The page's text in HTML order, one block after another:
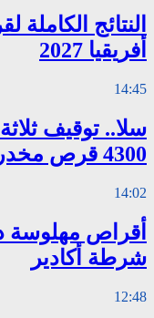
النتائج
أفريقيا 2027
14:45
سلا.. توقيف
4300 قرص مخدر وكوكايين وإكستازي
14:02
أقراص مهلوسة
شرطة أكادير
12:48